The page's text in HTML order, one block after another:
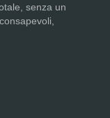
senza un